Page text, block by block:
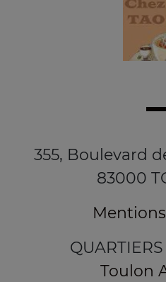
355, Boulevard
83000
Toulon